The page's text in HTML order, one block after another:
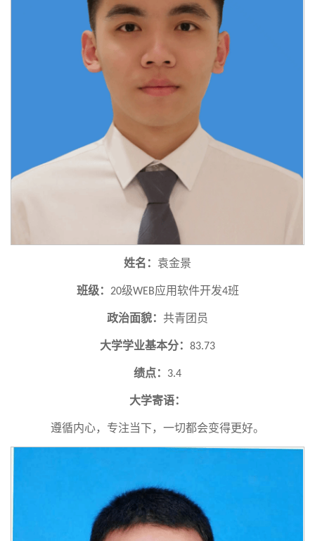
姓名： 袁金景
班级： 20级WEB应用软件开发4班
政治面貌： 共青团员
大学学业基本分： 83.73
绩点： 3.4
大学寄语：
遵循内心，专注当下，一切都会变得更好。